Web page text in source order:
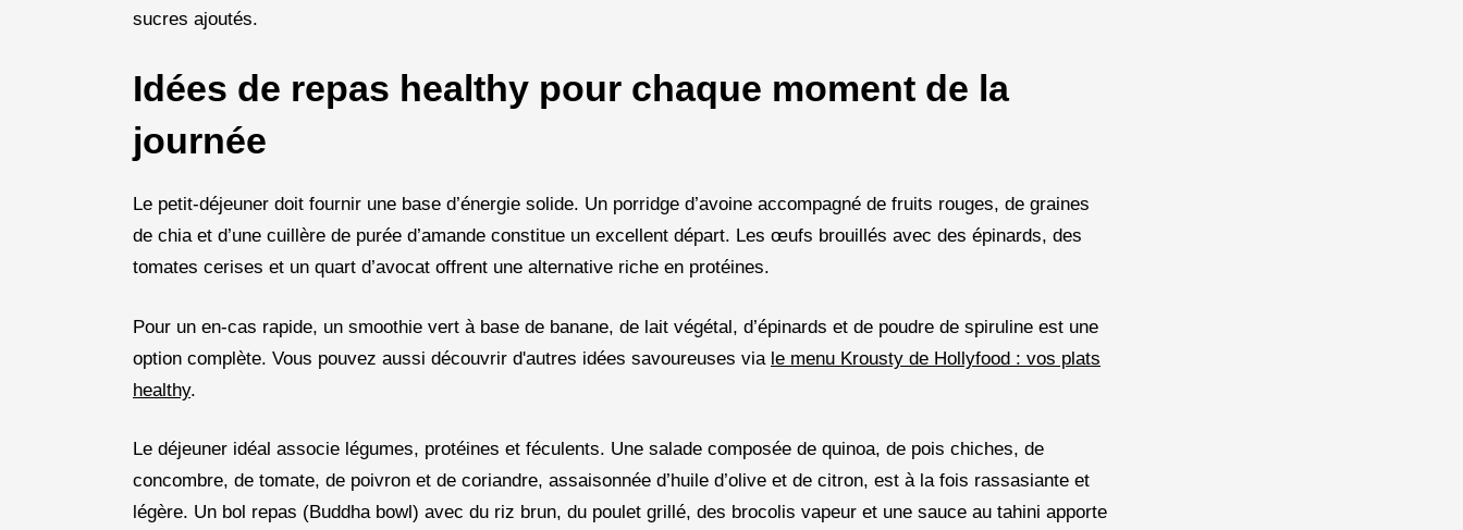
sucres ajoutés.
Idées de repas healthy pour chaque moment de la
journée
Le petit-déjeuner doit fournir une base d’énergie solide. Un porridge d’avoine accompagné de fruits rouges, de graines
de chia et d’une cuillère de purée d’amande constitue un excellent départ. Les œufs brouillés avec des épinards, des
tomates cerises et un quart d’avocat offrent une alternative riche en protéines.
Pour un en-cas rapide, un smoothie vert à base de banane, de lait végétal, d’épinards et de poudre de spiruline est une
option complète. Vous pouvez aussi découvrir d'autres idées savoureuses via le menu Krousty de Hollyfood : vos plats
healthy.
Le déjeuner idéal associe légumes, protéines et féculents. Une salade composée de quinoa, de pois chiches, de
concombre, de tomate, de poivron et de coriandre, assaisonnée d’huile d’olive et de citron, est à la fois rassasiante et
légère. Un bol repas (Buddha bowl) avec du riz brun, du poulet grillé, des brocolis vapeur et une sauce au tahini apporte